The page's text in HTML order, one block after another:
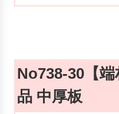
No738-30【
品 中厚板